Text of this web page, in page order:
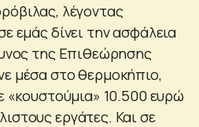
λέγοντας
εμάς δίνει την ασφάλεια
της Επιθεώρησης
μέσα στο θερμοκήπιο,
«κουστούμια» 10.500 ευρώ
εργάτες. Και σε